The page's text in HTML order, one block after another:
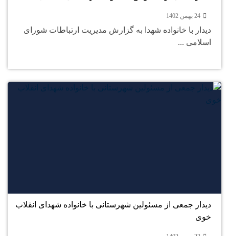
24 بهمن 1402
دیدار با خانواده شهدا به گزارش مدیریت ارتباطات شورای
اسلامی ...
دیدار جمعی از مسئولین شهرستانی با خانواده شهدای انقلاب
خوی